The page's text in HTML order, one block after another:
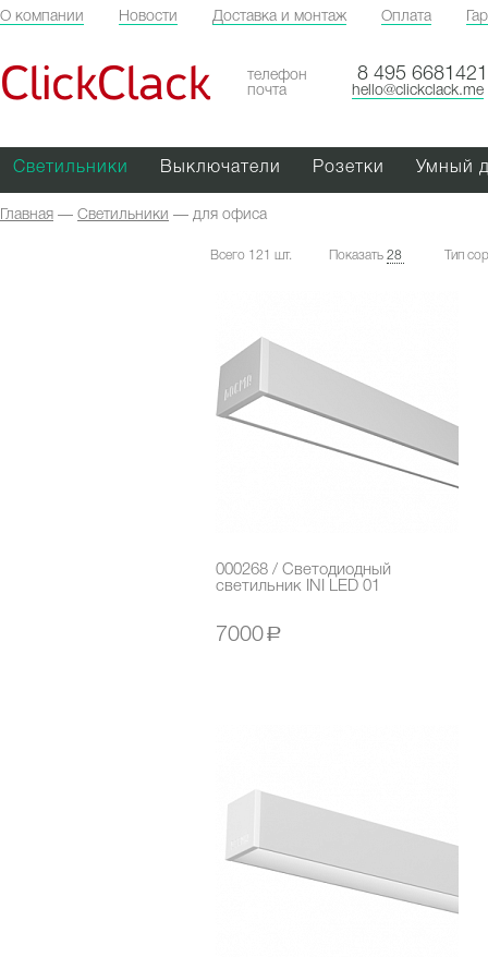
О компании Новости Доставка и монтаж Оплата
ClickClack телефон 8 495 6681421
почта hello@clickclack.me
Светильники Выключатели Розетки Умный
Главная — Светильники — для офиса
Всего 121 шт. Показать 28 Тип
000268 / Светодиодный
светильник INI LED 01
7000 a